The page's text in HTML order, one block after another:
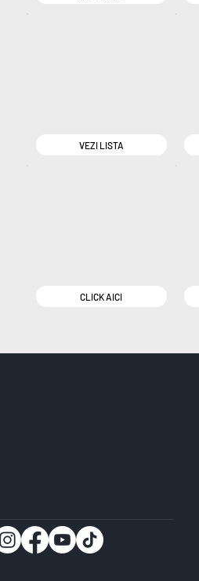
VEZI LISTA
CLICK AICI